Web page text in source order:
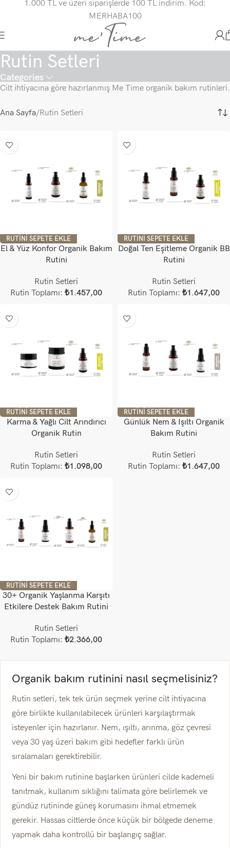
1.000 TL ve üzeri siparişlerde 100 TL indirim. Kod:
MERHABA100
Rutin Setleri
Categories
Cilt ihtiyacına göre hazırlanmış Me Time organik bakım rutinleri.
Ana Sayfa Rutin Setleri
RUTINI SEPETE EKLE
El & Yüz Konfor Organik Bakım
Rutini
Rutin Setleri
Rutin Toplamı: ₺1.457,00
RUTINI SEPETE EKLE
Doğal Ten Eşitleme Organik BB
Rutini
Rutin Setleri
Rutin Toplamı: ₺1.647,00
RUTINI SEPETE EKLE
Karma & Yağlı Cilt Arındırıcı
Organik Rutin
Rutin Setleri
Rutin Toplamı: ₺1.098,00
RUTINI SEPETE EKLE
Günlük Nem & Işıltı Organik
Bakım Rutini
Rutin Setleri
Rutin Toplamı: ₺1.647,00
RUTINI SEPETE EKLE
30+ Organik Yaşlanma Karşıtı
Etkilere Destek Bakım Rutini
Rutin Setleri
Rutin Toplamı: ₺2.366,00
Organik bakım rutinini nasıl seçmelisiniz?
Rutin setleri, tek tek ürün seçmek yerine cilt ihtiyacına
göre birlikte kullanılabilecek ürünleri karşılaştırmak
isteyenler için hazırlanır. Nem, ışıltı, arınma, göz çevresi
veya 30 yaş üzeri bakım gibi hedefler farklı ürün
sıralamaları gerektirebilir.
Yeni bir bakım rutinine başlarken ürünleri cilde kademeli
tanıtmak, kullanım sıklığını talimata göre belirlemek ve
gündüz rutininde güneş korumasını ihmal etmemek
gerekir. Hassas ciltlerde önce küçük bir bölgede deneme
yapmak daha kontrollü bir başlangıç sağlar.